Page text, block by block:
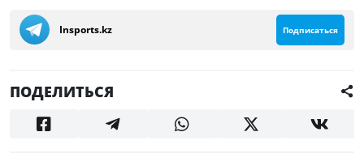
Insports.kz Подписаться
ПОДЕЛИТЬСЯ